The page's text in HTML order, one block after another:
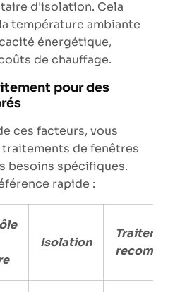
d'isolation. Cela
température ambiante
énergétique,
de chauffage.
pour des
ces facteurs, vous
de fenêtres
besoins spécifiques.
rapide :
Isolation
Traitement